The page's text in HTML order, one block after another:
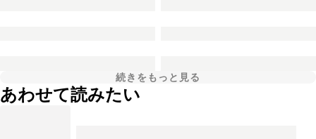
続きをもっと見る
あわせて読みたい